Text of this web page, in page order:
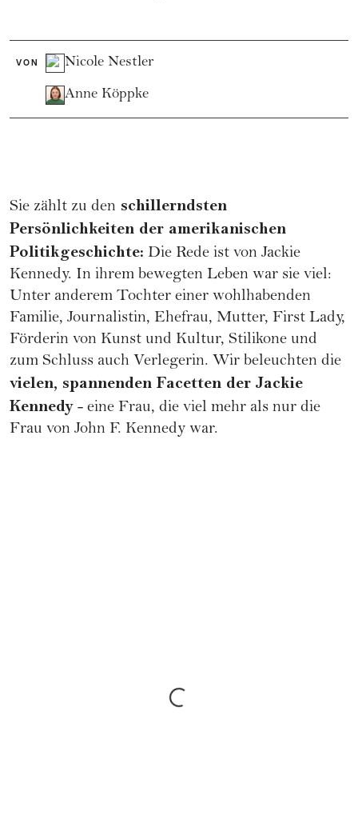
VON Nicole Nestler
Anne Köppke
Sie zählt zu den schillerndsten
Persönlichkeiten der amerikanischen
Politikgeschichte: Die Rede ist von Jackie
Kennedy. In ihrem bewegten Leben war sie viel:
Unter anderem Tochter einer wohlhabenden
Familie, Journalistin, Ehefrau, Mutter, First Lady,
Förderin von Kunst und Kultur, Stilikone und
zum Schluss auch Verlegerin. Wir beleuchten die
vielen, spannenden Facetten der Jackie
Kennedy - eine Frau, die viel mehr als nur die
Frau von John F. Kennedy war.